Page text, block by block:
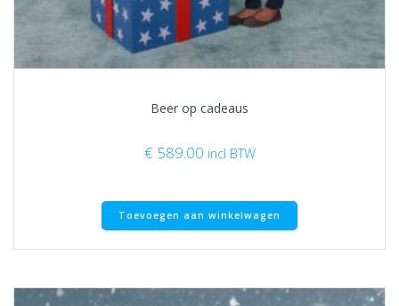
Beer op cadeaus
€ 589.00 incl BTW
Toevoegen aan winkelwagen